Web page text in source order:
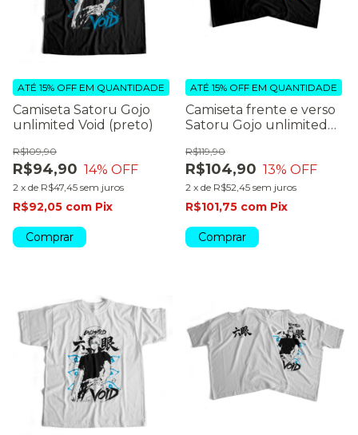
Camiseta Satoru Gojo
unlimited Void (preto)
R$94,90
R$109,90
14% OFF
2 x de R$47,45 sem juros
ATÉ 15% OFF EM QUANTIDADE
R$92,05 com Pix
Comprar
Camiseta frente e verso
Satoru Gojo unlimited
R$104,90
R$119,90
13% OFF
2 x de R$52,45 sem juros
ATÉ 15% OFF EM QUANTIDADE
R$101,75 com Pix
Comprar